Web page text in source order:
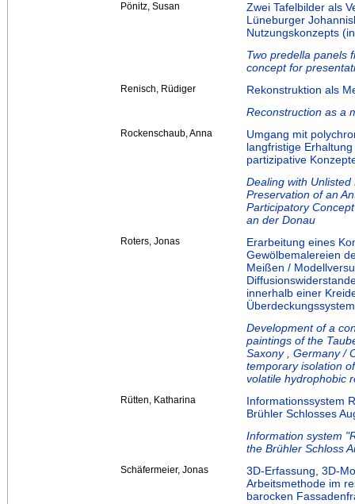
Pönitz, Susan
Zwei Tafelbilder als
Lüneburger
Nutzungskonzepts
Two predella panels
concept for
Renisch, Rüdiger
Rekonstruktion als
Reconstruction as a
Rockenschaub, Anna
Umgang mit
langfristige
partizipative
Dealing with
Preservation of an
Participatory
an der Donau
Roters, Jonas
Erarbeitung eines
Gewölbemalereien
Meißen /
innerhalb einer
Überdeckungssystem
Development of a
paintings of the
Saxony , Germany /
temporary isolation
volatile hydrophobic
Rütten, Katharina
Informationssystem
Brühler Schlosses
Information system
the Brühler Schloss
Schäfermeier, Jonas
3D-Erfassung, 3D-
Arbeitsmethode im
barocken